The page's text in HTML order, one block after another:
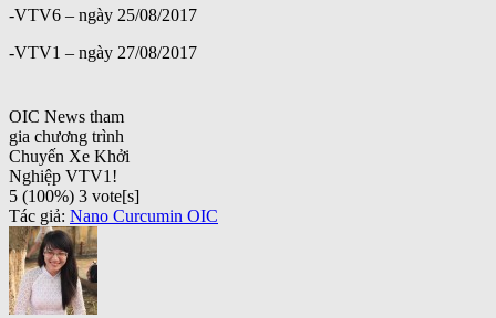
-VTV6 – ngày 25/08/2017
-VTV1 – ngày 27/08/2017
OIC News tham
gia chương trình
Chuyến Xe Khởi
Nghiệp VTV1!
5 (100%) 3 vote[s]
Tác giả: Nano Curcumin OIC